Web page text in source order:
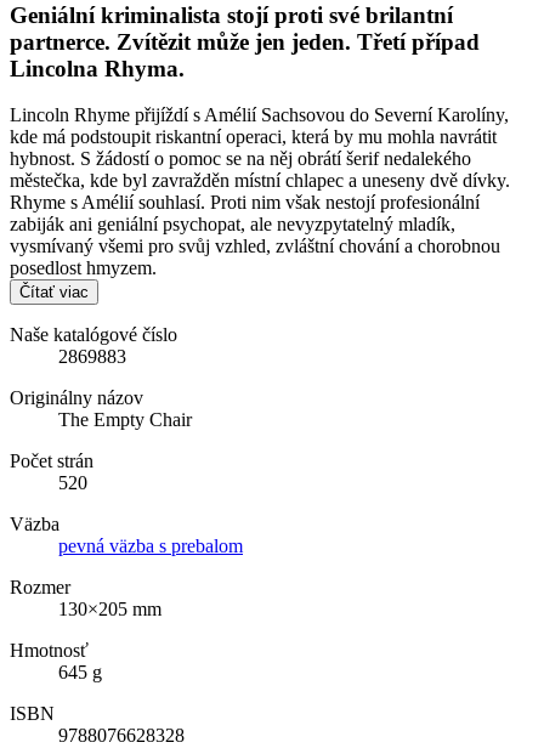
Geniální kriminalista stojí proti své brilantní
partnerce. Zvítězit může jen jeden. Třetí případ
Lincolna Rhyma.
Lincoln Rhyme přijíždí s Amélií Sachsovou do Severní Karolíny,
kde má podstoupit riskantní operaci, která by mu mohla navrátit
hybnost. S žádostí o pomoc se na něj obrátí šerif nedalekého
městečka, kde byl zavražděn místní chlapec a uneseny dvě dívky.
Rhyme s Amélií souhlasí. Proti nim však nestojí profesionální
zabiják ani geniální psychopat, ale nevyzpytatelný mladík,
vysmívaný všemi pro svůj vzhled, zvláštní chování a chorobnou
posedlost hmyzem.
Čítať viac
Naše katalógové číslo
2869883
Originálny názov
The Empty Chair
Počet strán
520
Väzba
pevná väzba s prebalom
Rozmer
130×205 mm
Hmotnosť
645 g
ISBN
9788076628328